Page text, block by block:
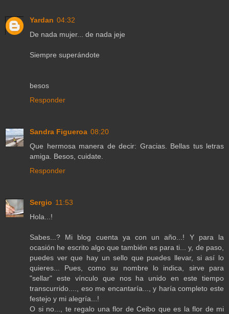
Yardan 04:32
De nada mujer... de nada jeje
Siempre superándote
besos
Responder
Sandra Figueroa 08:20
Que hermosa manera de decir: Gracias. Bellas tus letras
amiga. Besos, cuidate.
Responder
Sergio 11:53
Hola...!
Sabes...? Mi blog cuenta ya con un año...! Y para la
ocasión he escrito algo que también es para ti... y, de paso,
puedes ver que hay un sello que puedes llevar, si así lo
quieres... Pues, como su nombre lo indica, sirve para
"sellar" este vínculo que nos ha unido en este tiempo
transcurrido...., eso me encantaría..., y haría completo este
festejo y mi alegría...!
O si no..., te regalo una flor de Ceibo que es la flor de mi